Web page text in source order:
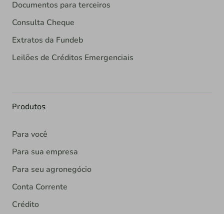
Documentos para terceiros
Consulta Cheque
Extratos da Fundeb
Leilões de Créditos Emergenciais
Produtos
Para você
Para sua empresa
Para seu agronegócio
Conta Corrente
Crédito